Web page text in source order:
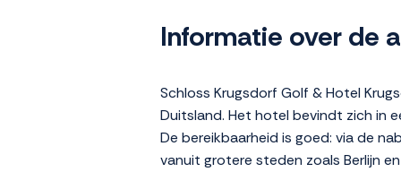
Informatie over de
Schloss Krugsdorf Golf & Hotel
Duitsland. Het hotel bevindt zich in
De bereikbaarheid is goed: via de
vanuit grotere steden zoals Berlijn